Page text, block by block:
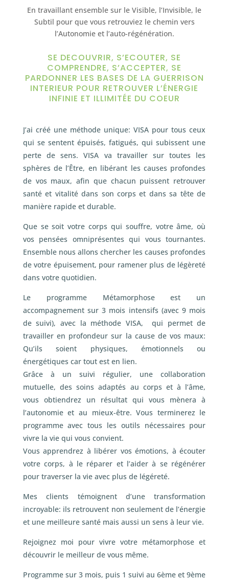
En travaillant ensemble sur le Visible, l’Invisible, le
Subtil pour que vous retrouviez le chemin vers
l’Autonomie et l’auto-régénération.
SE DECOUVRIR, S’ECOUTER, SE
COMPRENDRE, S’ACCEPTER, SE
PARDONNER LES BASES DE LA GUERRISON
INTERIEUR POUR RETROUVER L’ÉNERGIE
INFINIE ET ILLIMITÉE DU COEUR
J’ai créé une méthode unique: VISA pour tous ceux
qui se sentent épuisés, fatigués, qui subissent une
perte de sens. VISA va travailler sur toutes les
sphères de l’Être, en libérant les causes profondes
de vos maux, afin que chacun puissent retrouver
santé et vitalité dans son corps et dans sa tête de
manière rapide et durable.
Que se soit votre corps qui souffre, votre âme, où
vos pensées omniprésentes qui vous tournantes.
Ensemble nous allons chercher les causes profondes
de votre épuisement, pour ramener plus de légèreté
dans votre quotidien.
Le programme Métamorphose est un
accompagnement sur 3 mois intensifs (avec 9 mois
de suivi), avec la méthode VISA, qui permet de
travailler en profondeur sur la cause de vos maux:
Qu’ils soient physiques, émotionnels ou
énergétiques car tout est en lien.
Grâce à un suivi régulier, une collaboration
mutuelle, des soins adaptés au corps et à l’âme,
vous obtiendrez un résultat qui vous mènera à
l’autonomie et au mieux-être. Vous terminerez le
programme avec tous les outils nécessaires pour
vivre la vie qui vous convient.
Vous apprendrez à libérer vos émotions, à écouter
votre corps, à le réparer et l’aider à se régénérer
pour traverser la vie avec plus de légéreté.
Mes clients témoignent d’une transformation
incroyable: ils retrouvent non seulement de l’énergie
et une meilleure santé mais aussi un sens à leur vie.
Rejoignez moi pour vivre votre métamorphose et
découvrir le meilleur de vous même.
Programme sur 3 mois, puis 1 suivi au 6ème et 9ème